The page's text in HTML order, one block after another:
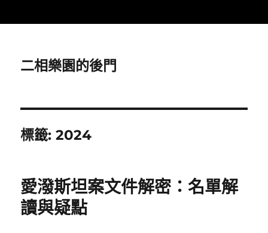
二相樂園的後門
標籤:2024
愛潑斯坦案文件解密：名單解
讀與疑點